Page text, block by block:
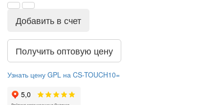
Добавить в счет
Получить оптовую цену
Узнать цену GPL на CS-TOUCH10=